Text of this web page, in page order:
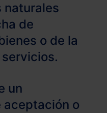
naturales
de
o de la
un
aceptación o